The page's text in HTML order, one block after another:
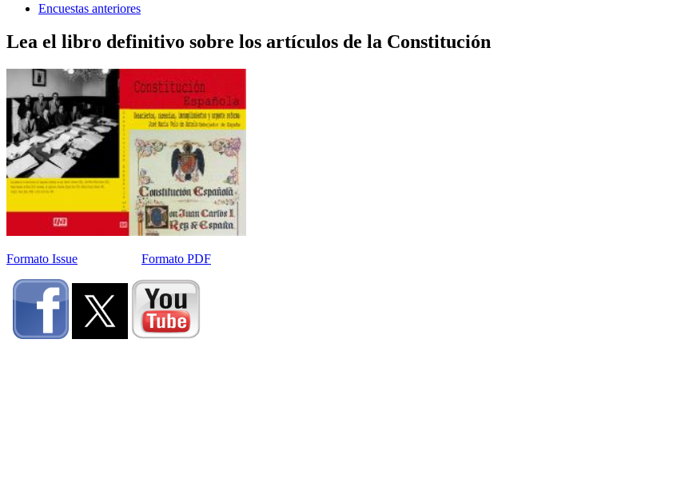
Encuestas anteriores
Lea el libro definitivo sobre los artículos de la Constitución
Formato Issue Formato PDF